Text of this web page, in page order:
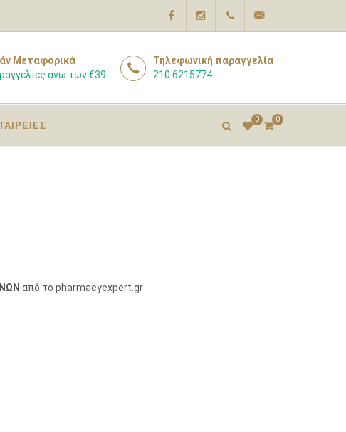
Μεταφορικά
άνω των €39
Τηλεφωνική παραγγελία
210 6215774
0
0
από το pharmacyexpert.gr